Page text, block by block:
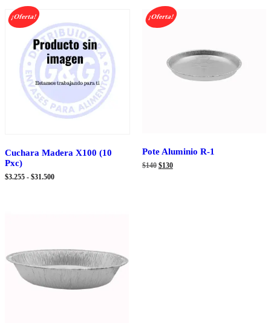
¡Oferta!
Cuchara Madera X100 (10
Pxc)
$3.255 - $31.500Rango
¡Oferta!
Pote Aluminio R-1
$140 El
$130El